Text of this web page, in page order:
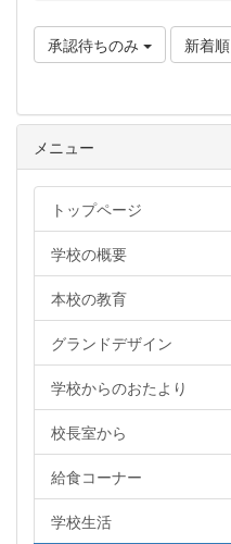
承認待ちのみ 新着順
メニュー
トップページ
学校の概要
本校の教育
グランドデザイン
学校からのおたより
校長室から
給食コーナー
学校生活